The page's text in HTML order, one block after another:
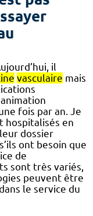
il
vasculaire mais
fois par an. Je
hospitalisés en
dossier
ont besoin que
de
sont très variés,
peuvent être
le service du